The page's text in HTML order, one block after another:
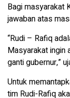
Bagi masyarakat
jawaban atas
“Rudi – Rafiq
Masyarakat ingin
ganti gubernur,”
Untuk
tim Rudi-Rafiq